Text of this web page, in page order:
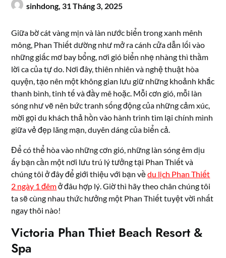
sinhdong, 31 Tháng 3, 2025
Giữa bờ cát vàng mịn và làn nước biển trong xanh mênh
mông, Phan Thiết dường như mở ra cánh cửa dẫn lối vào
những giấc mơ bay bổng, nơi gió biển nhẹ nhàng thì thầm
lời ca của tự do. Nơi đây, thiên nhiên và nghệ thuật hòa
quyện, tạo nên một không gian lưu giữ những khoảnh khắc
thanh bình, tinh tế và đầy mê hoặc. Mỗi cơn gió, mỗi làn
sóng như vẽ nên bức tranh sống động của những cảm xúc,
mời gọi du khách thả hồn vào hành trình tìm lại chính mình
giữa vẻ đẹp lãng mạn, duyên dáng của biển cả.
Để có thể hòa vào những cơn gió, những làn sóng êm dịu
ấy bạn cần một nơi lưu trú lý tưởng tại Phan Thiết và
chúng tôi ở đây để giới thiệu với bạn vềdu lịch Phan Thiết
2 ngày 1 đêmở đâu hợp lý. Giờ thì hãy theo chân chúng tôi
ta sẽ cùng nhau thức hưởng một Phan Thiết tuyệt vời nhất
ngay thôi nào!
Victoria Phan Thiet Beach Resort &
Spa